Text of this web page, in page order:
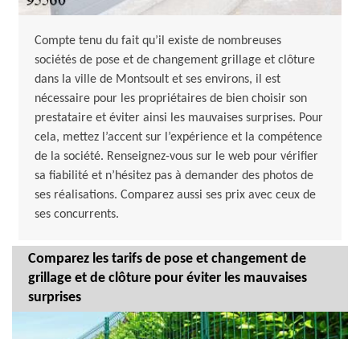
Compte tenu du fait qu’il existe de nombreuses
sociétés de pose et de changement grillage et clôture
dans la ville de Montsoult et ses environs, il est
nécessaire pour les propriétaires de bien choisir son
prestataire et éviter ainsi les mauvaises surprises. Pour
cela, mettez l’accent sur l’expérience et la compétence
de la société. Renseignez-vous sur le web pour vérifier
sa fiabilité et n’hésitez pas à demander des photos de
ses réalisations. Comparez aussi ses prix avec ceux de
ses concurrents.
Comparez les tarifs de pose et changement de
grillage et de clôture pour éviter les mauvaises
surprises